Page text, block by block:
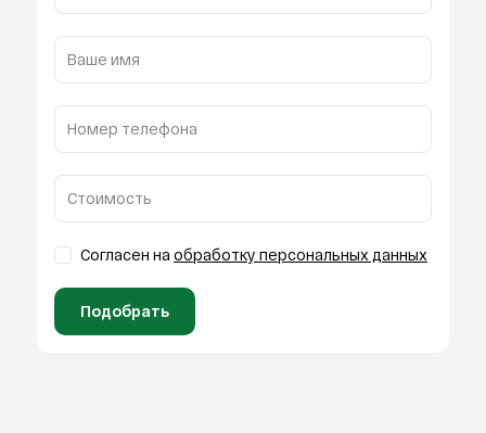
Ваше имя
Номер телефона
Стоимость
Согласен на обработку персональных данных
Подобрать